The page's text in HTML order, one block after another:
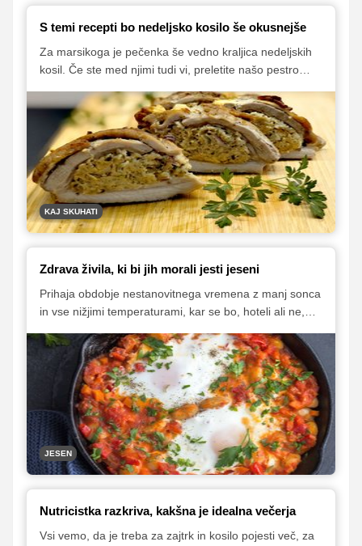
S temi recepti bo nedeljsko kosilo še okusnejše
Za marsikoga je pečenka še vedno kraljica nedeljskih
kosil. Če ste med njimi tudi vi, preletite našo pestro
okuse. Od klasične štefani ali svinjske pečenke do
malo bolj prefinjenih polnjenih svinjskih reber ali
wellingtonske pečenke, ki je prava paša za oči in
brbončice.
KAJ SKUHATI
Zdrava živila, ki bi jih morali jesti jeseni
Prihaja obdobje nestanovitnega vremena z manj sonca
in vse nižjimi temperaturami, kar se bo, hoteli ali ne,
pomembno, da v tem času na svoj jedilnik umestimo
živila, ki pomagajo blažiti sezonske tegobe, nas
oskrbijo z vitamini, minerali in hranili ter nas pripravijo
na vsakodnevne izzive.
JESEN
Nutricistka razkriva, kakšna je idealna večerja
Vsi vemo, da je treba za zajtrk in kosilo pojesti več, za